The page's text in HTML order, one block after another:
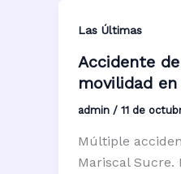
Las Últimas
Accidente
movilidad
admin / 11 de
Múltiple
Mariscal Sucre.